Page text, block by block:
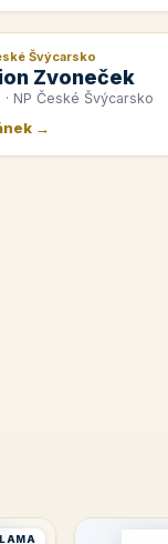
Švýcarsko
Zvoneček
· NP České Švýcarsko
→